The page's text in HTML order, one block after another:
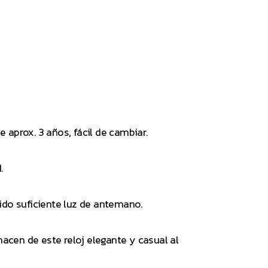
aprox. 3 años, fácil de cambiar.
suficiente luz de antemano.
de este reloj elegante y casual al